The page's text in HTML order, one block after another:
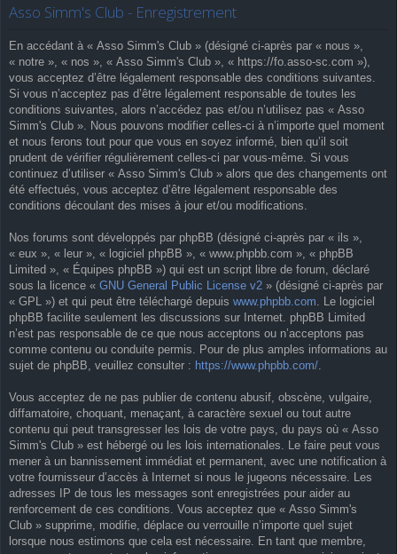
pi
d
e
s
io
n
Asso Simm's Club - Enregistrement
En accédant à « Asso Simm's Club » (désigné ci-après par « nous »,
« notre », « nos », « Asso Simm's Club », « https://fo.asso-sc.com »),
vous acceptez d’être légalement responsable des conditions suivantes.
Si vous n’acceptez pas d’être légalement responsable de toutes les
conditions suivantes, alors n’accédez pas et/ou n’utilisez pas « Asso
Simm's Club ». Nous pouvons modifier celles-ci à n’importe quel moment
et nous ferons tout pour que vous en soyez informé, bien qu’il soit
prudent de vérifier régulièrement celles-ci par vous-même. Si vous
continuez d’utiliser « Asso Simm's Club » alors que des changements ont
été effectués, vous acceptez d’être légalement responsable des
conditions découlant des mises à jour et/ou modifications.
Nos forums sont développés par phpBB (désigné ci-après par « ils »,
« eux », « leur », « logiciel phpBB », « www.phpbb.com », « phpBB
Limited », « Équipes phpBB ») qui est un script libre de forum, déclaré
sous la licence « GNU General Public License v2 » (désigné ci-après par
« GPL ») et qui peut être téléchargé depuis www.phpbb.com . Le logiciel
phpBB facilite seulement les discussions sur Internet. phpBB Limited
n’est pas responsable de ce que nous acceptons ou n’acceptons pas
comme contenu ou conduite permis. Pour de plus amples informations au
sujet de phpBB, veuillez consulter : https://www.phpbb.com/
Vous acceptez de ne pas publier de contenu abusif, obscène, vulgaire,
diffamatoire, choquant, menaçant, à caractère sexuel ou tout autre
contenu qui peut transgresser les lois de votre pays, du pays où « Asso
Simm's Club » est hébergé ou les lois internationales. Le faire peut vous
mener à un bannissement immédiat et permanent, avec une notification à
votre fournisseur d’accès à Internet si nous le jugeons nécessaire. Les
adresses IP de tous les messages sont enregistrées pour aider au
renforcement de ces conditions. Vous acceptez que « Asso Simm's
Club » supprime, modifie, déplace ou verrouille n’importe quel sujet
lorsque nous estimons que cela est nécessaire. En tant que membre,